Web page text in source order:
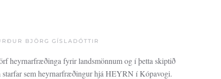
BJÖRG GÍSLADÓTTIR
heyrnarfræðinga fyrir landsmönnum og í þetta skiptið
sem heyrnarfræðingur hjá HEYRN í Kópavogi.